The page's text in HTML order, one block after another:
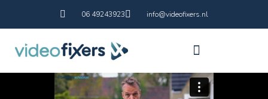
06 49243923 info@videofixers.nl